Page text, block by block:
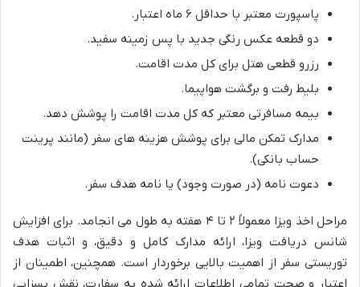
پاسپورت معتبر با حداقل ۶ ماه اعتبار.
دو قطعه عکس رنگی جدید با پس زمینه سفید.
رزرو قطعی هتل برای کل مدت اقامت.
بلیط رفت و برگشت هواپیما.
بیمه مسافرتی معتبر که کل مدت اقامت را پوشش دهد.
مدارک تمکن مالی برای پوشش هزینه های سفر (مانند پرینت
حساب بانکی).
دعوت نامه (در صورت وجود) یا نامه هدف سفر.
مراحل اخذ ویزا معمولاً ۲ تا ۴ هفته به طول می انجامد. برای افزایش
شانس دریافت ویزا، ارائه مدارک کامل و دقیق، و اثبات هدف
توریستی سفر از اهمیت بالایی برخوردار است. همچنین، اطمینان از